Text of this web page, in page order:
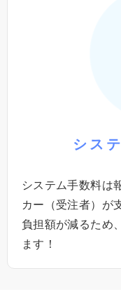
シス
システム⼿数料は
カー（受注者）が
負担額が減るため
ます！